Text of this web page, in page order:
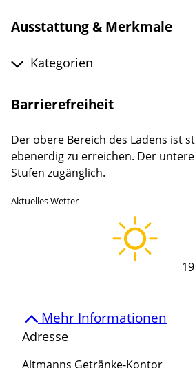
Aktuelles Wetter
Ausstattung & Merkmale
Kategorien
Barrierefreiheit
Der obere Bereich des Ladens ist
ebenerdig zu erreichen. Der
Stufen zugänglich.
Mehr Informationen
Adresse
Altmanns Getränke-Kontor